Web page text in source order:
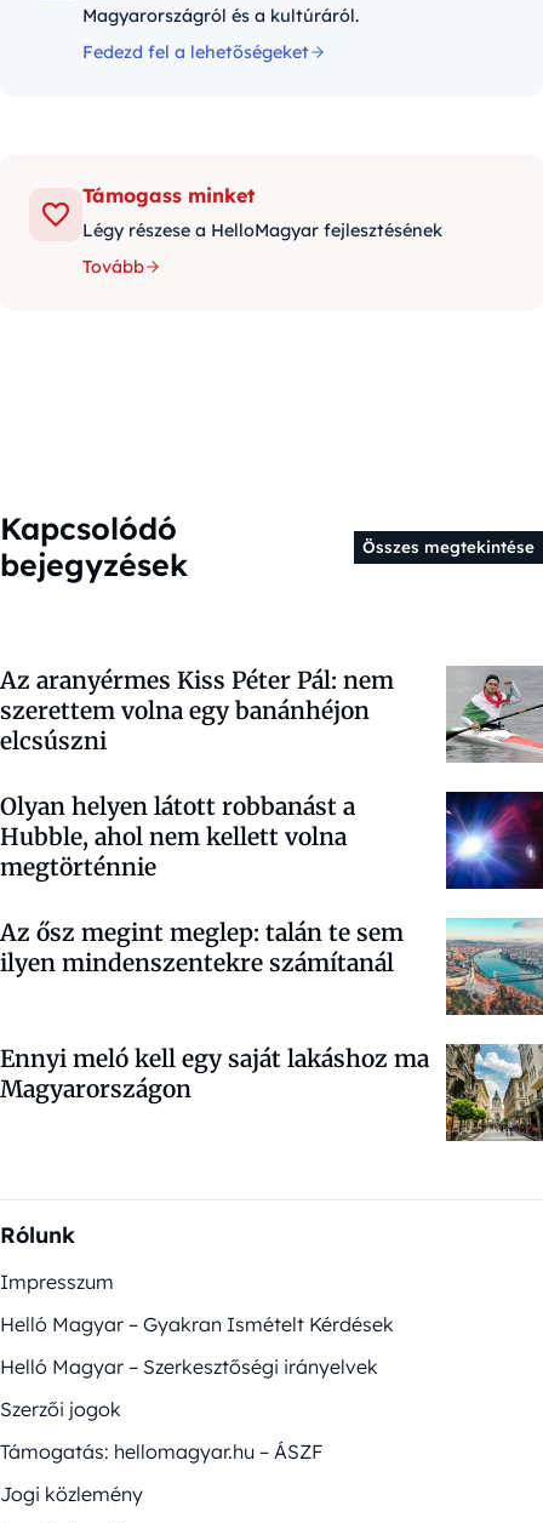
Magyarországról és a kultúráról.
Fedezd fel a lehetőségeket
Támogass minket
Légy részese a HelloMagyar fejlesztésének
Tovább
Kapcsolódó
bejegyzések
Összes megtekintése
Az aranyérmes Kiss Péter Pál: nem
szerettem volna egy banánhéjon
elcsúszni
Olyan helyen látott robbanást a
Hubble, ahol nem kellett volna
megtörténnie
Az ősz megint meglep: talán te sem
ilyen mindenszentekre számítanál
Ennyi meló kell egy saját lakáshoz ma
Magyarországon
Rólunk
Impresszum
Helló Magyar – Gyakran Ismételt Kérdések
Helló Magyar – Szerkesztőségi irányelvek
Szerzői jogok
Támogatás: hellomagyar.hu – ÁSZF
Jogi közlemény